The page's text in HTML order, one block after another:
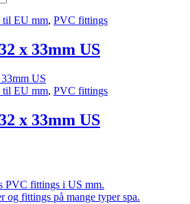
til EU mm, PVC fittings
x 33mm US
til EU mm, PVC fittings
x 33mm US
PVC fittings i US mm.
og fittings på mange typer spa.